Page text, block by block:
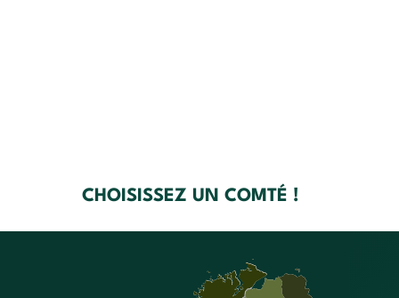
CHOISISSEZ UN COMTÉ !